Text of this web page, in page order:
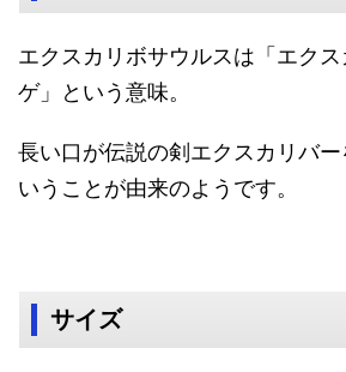
エクスカリボサウルスは「エク
ゲ」という意味。
長い口が伝説の剣エクスカリバ
いうことが由来のようです。
サイズ